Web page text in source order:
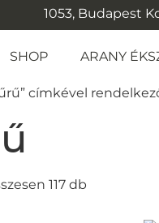
1053, Budapest
SHOP ARANY
címkével
117 db